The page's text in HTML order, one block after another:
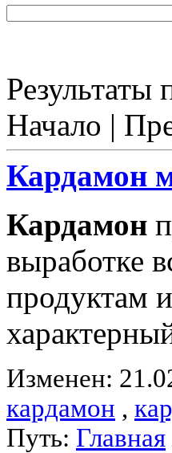
Результаты
Начало |
Кардамон
Кардамон
выработке
продуктам
Изменен:
кардамон ,
Путь: Главная